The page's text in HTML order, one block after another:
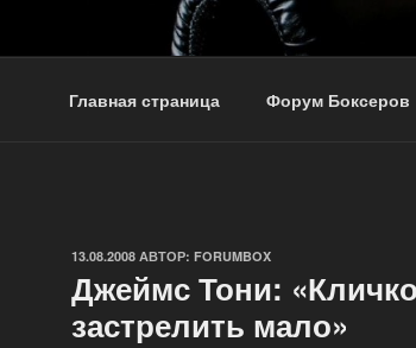
Главная страница Форум Боксеров
ОПУБЛИКОВАНО
13.08.2008 АВТОР: FORUMBOX
Джеймс Тони:
застрелить мало»